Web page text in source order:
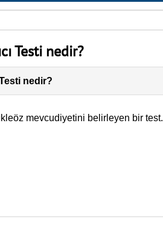
Testi nedir?
nedir?
mev­cudiyetini belirleyen bir test.